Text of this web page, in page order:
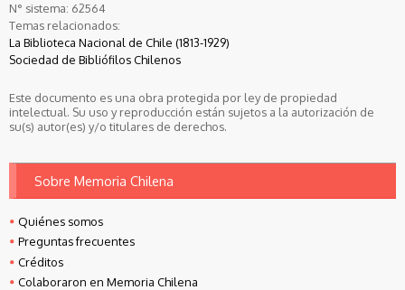
N° sistema: 62564
Temas relacionados:
La Biblioteca Nacional de Chile (1813-1929)
Sociedad de Bibliófilos Chilenos
Este documento es una obra protegida por ley de propiedad
intelectual. Su uso y reproducción están sujetos a la autorización de
su(s) autor(es) y/o titulares de derechos.
Sobre Memoria Chilena
Quiénes somos
Preguntas frecuentes
Créditos
Colaboraron en Memoria Chilena